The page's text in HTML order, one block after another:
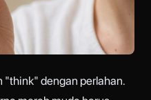
"think" dengan perlahan.